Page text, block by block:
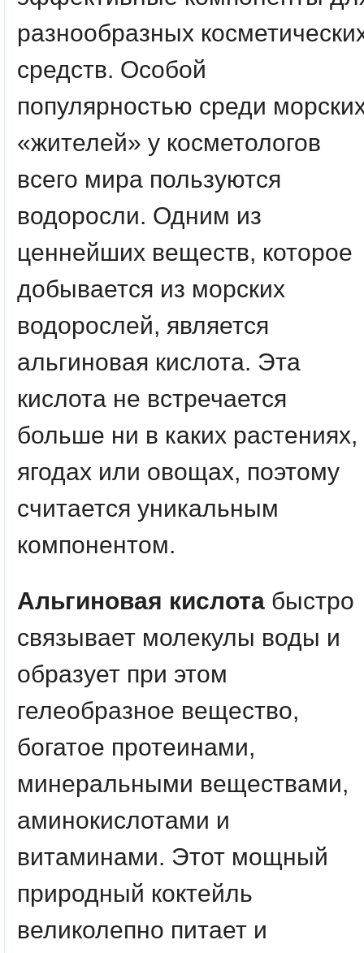
разнообразных
средств. Особой
популярностью среди
«жителей» у косметологов
всего мира пользуются
водоросли. Одним из
ценнейших веществ, которое
добывается из морских
водорослей, является
альгиновая кислота. Эта
кислота не встречается
больше ни в каких растениях,
ягодах или овощах, поэтому
считается уникальным
компонентом.
Альгиновая кислота быстро
связывает молекулы воды и
образует при этом
гелеобразное вещество,
богатое протеинами,
минеральными веществами,
аминокислотами и
витаминами. Этот мощный
природный коктейль
великолепно питает и